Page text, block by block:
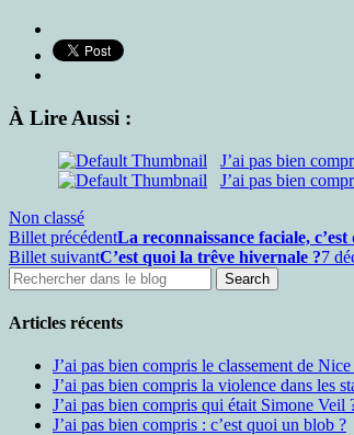
À Lire Aussi :
J’ai pas bien
J’ai pas bien
Non classé
Billet précédentLa reconnaissance faciale,
Billet suivantC’est quoi la trêve hivernale ?7
Articles récents
J’ai pas bien compris le classement de
J’ai pas bien compris la violence dans les
J’ai pas bien compris qui était Simone Veil
J’ai pas bien compris : c’est quoi un blob ?